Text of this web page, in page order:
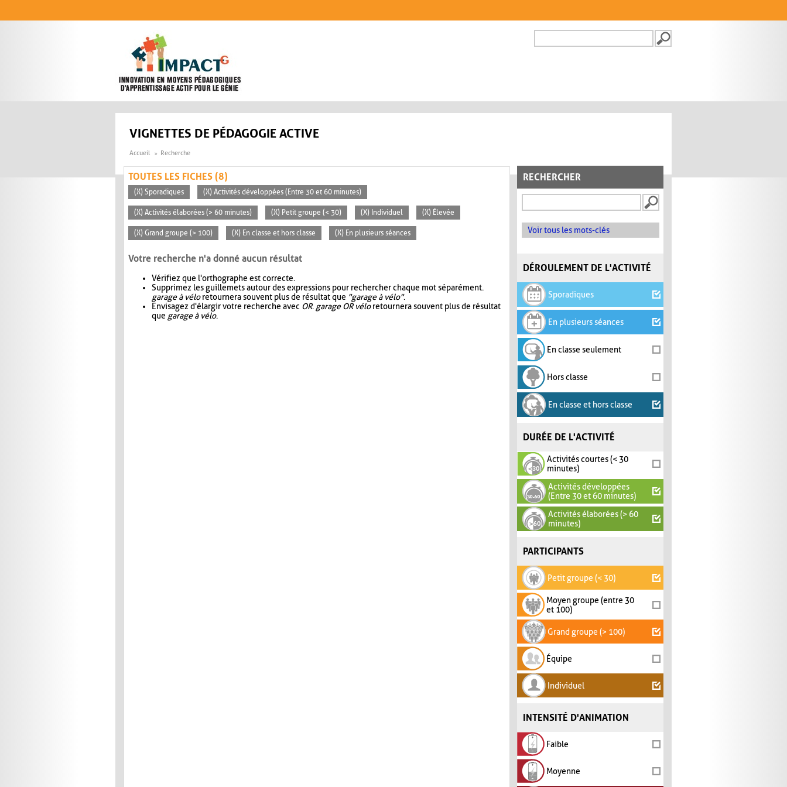
FORMULAIRE DE
VIGNETTES DE PÉDAGOGIE ACTIVE
Accueil Recherche
RECHERCHER
Voir tous les mots-clés
DÉROULEMENT DE L'ACTIVITÉ
Sporadiques
En plusieurs séances
En classe seulement
Hors classe
En classe et hors classe
DURÉE DE L'ACTIVITÉ
Activités courtes (< 30
minutes)
Activités développées
(Entre 30 et 60 minutes)
Activités élaborées (> 60
minutes)
PARTICIPANTS
Petit groupe (< 30)
Moyen groupe (entre 30
et 100)
Grand groupe (> 100)
Équipe
Individuel
INTENSITÉ D'ANIMATION
Faible
Moyenne
TOUTES LES FICHES (8)
(X) Sporadiques (X) Activités développées (Entre 30 et 60 minutes)
(X) Activités élaborées (> 60 minutes) (X) Petit groupe (< 30) (X) Individuel (X) Élevée
(X) Grand groupe (> 100) (X) En classe et hors classe (X) En plusieurs séances
Votre recherche n'a donné aucun résultat
Vérifiez que l'orthographe est correcte.
Supprimez les guillemets autour des expressions pour rechercher chaque mot séparément.
garage à véloretournera souvent plus de résultat que "garage à vélo".
Envisagez d'élargir votre recherche avec OR. garage OR véloretournera souvent plus de résultat
que garage à vélo.